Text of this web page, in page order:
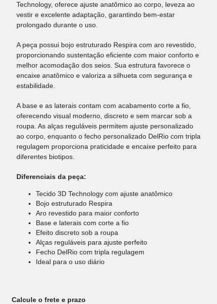
Technology, oferece ajuste anatômico ao corpo, leveza ao
vestir e excelente adaptação, garantindo bem-estar
prolongado durante o uso.
A peça possui bojo estruturado Respira com aro revestido,
proporcionando sustentação eficiente com maior conforto e
melhor acomodação dos seios. Sua estrutura favorece o
encaixe anatômico e valoriza a silhueta com segurança e
estabilidade.
A base e as laterais contam com acabamento corte a fio,
oferecendo visual moderno, discreto e sem marcar sob a
roupa. As alças reguláveis permitem ajuste personalizado
ao corpo, enquanto o fecho personalizado DelRio com tripla
regulagem proporciona praticidade e encaixe perfeito para
diferentes biotipos.
Diferenciais da peça:
Tecido 3D Technology com ajuste anatômico
Bojo estruturado Respira
Aro revestido para maior conforto
Base e laterais com corte a fio
Efeito discreto sob a roupa
Alças reguláveis para ajuste perfeito
Fecho DelRio com tripla regulagem
Ideal para o uso diário
Calcule o frete e prazo